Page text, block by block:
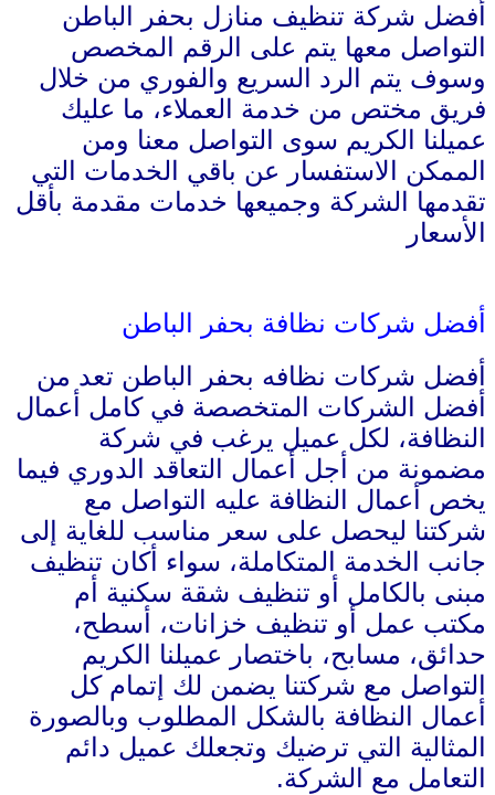
أفضل شركة تنظيف منازل بحفر الباطن
التواصل معها يتم على الرقم المخصص
وسوف يتم الرد السريع والفوري من خلال
فريق مختص من خدمة العملاء، ما عليك
عميلنا الكريم سوى التواصل معنا ومن
الممكن الاستفسار عن باقي الخدمات التي
تقدمها الشركة وجميعها خدمات مقدمة بأقل
الأسعار
أفضل شركات نظافة بحفر الباطن
أفضل شركات نظافه بحفر الباطن تعد من
أفضل الشركات المتخصصة في كامل أعمال
النظافة، لكل عميل يرغب في شركة
مضمونة من أجل أعمال التعاقد الدوري فيما
يخص أعمال النظافة عليه التواصل مع
شركتنا ليحصل على سعر مناسب للغاية إلى
جانب الخدمة المتكاملة، سواء أكان تنظيف
مبنى بالكامل أو تنظيف شقة سكنية أم
مكتب عمل أو تنظيف خزانات، أسطح،
حدائق، مسابح، باختصار عميلنا الكريم
التواصل مع شركتنا يضمن لك إتمام كل
أعمال النظافة بالشكل المطلوب وبالصورة
المثالية التي ترضيك وتجعلك عميل دائم
التعامل مع الشركة.